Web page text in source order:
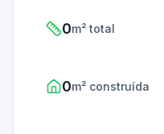
0m² total
0m² construída